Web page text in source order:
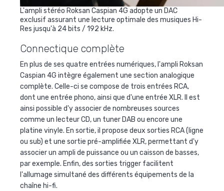
L'ampli stéréo Roksan Caspian 4G adopte un DAC
exclusif assurant une lecture optimale des musiques Hi-
Res jusqu'à 24 bits / 192 kHz.
Connectique complète
En plus de ses quatre entrées numériques, l'ampli Roksan
Caspian 4G intègre également une section analogique
complète. Celle-ci se compose de trois entrées RCA,
dont une entrée phono, ainsi que d'une entrée XLR. Il est
ainsi possible d'y associer de nombreuses sources
comme un lecteur CD, un tuner DAB ou encore une
platine vinyle. En sortie, il propose deux sorties RCA (ligne
ou sub) et une sortie pré-amplifiée XLR, permettant d'y
associer un ampli de puissance ou un caisson de basses,
par exemple. Enfin, des sorties trigger facilitent
l'allumage simultané des différents équipements de la
chaîne hi-fi.